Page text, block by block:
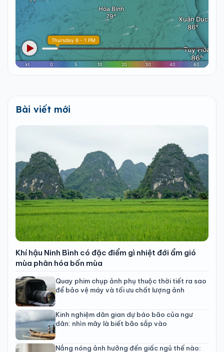
Bài viết mới
Khí hậu Ninh Bình có đặc điểm gì nhiệt đới ẩm gió
mùa phân hóa bốn mùa
Quay phim chụp ảnh phụ thuộc thời tiết ra sao
để bảo vệ máy và tối ưu chất lượng ảnh
Kinh nghiệm dân gian dự báo bão của ngư
dân: nhìn mây là biết bão sắp vào
Nắng nóng ảnh hưởng đến giấc ngủ thế nào: